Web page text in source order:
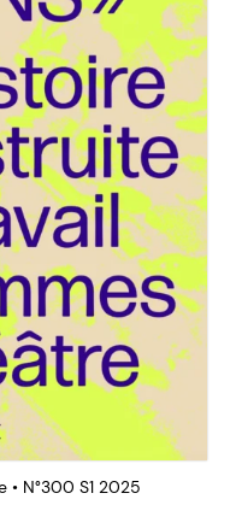
• N°300 S1 2025